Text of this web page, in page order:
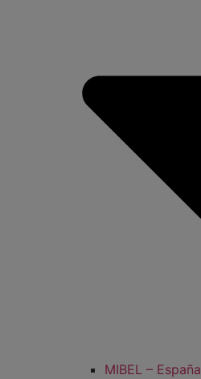
MIBEL – España